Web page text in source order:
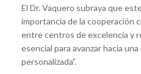
El Dr. Vaquero subraya que
importancia de la cooperación
entre centros de excelencia y
esencial para avanzar hacia
personalizada”.